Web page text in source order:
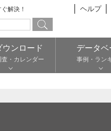
解決！ ヘルプ
ウンロード
・カレンダー
データベ
事例・ラン